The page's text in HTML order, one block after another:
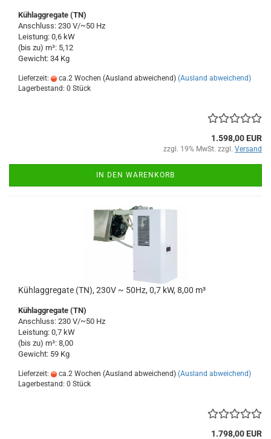
Kühlaggregate (TN)
Anschluss: 230 V/~50 Hz
Leistung: 0,6 kW
(bis zu) m³: 5,12
Gewicht: 34 Kg
Lieferzeit: ca.2 Wochen (Ausland abweichend) (Ausland abweichend)
Lagerbestand: 0 Stück
1.598,00 EUR
zzgl. 19% MwSt. zzgl. Versand
IN DEN WARENKORB
Kühlaggregate (TN), 230V ~ 50Hz, 0,7 kW, 8,00 m³
Kühlaggregate (TN)
Anschluss: 230 V/~50 Hz
Leistung: 0,7 kW
(bis zu) m³: 8,00
Gewicht: 59 Kg
Lieferzeit: ca.2 Wochen (Ausland abweichend) (Ausland abweichend)
Lagerbestand: 0 Stück
1.798,00 EUR